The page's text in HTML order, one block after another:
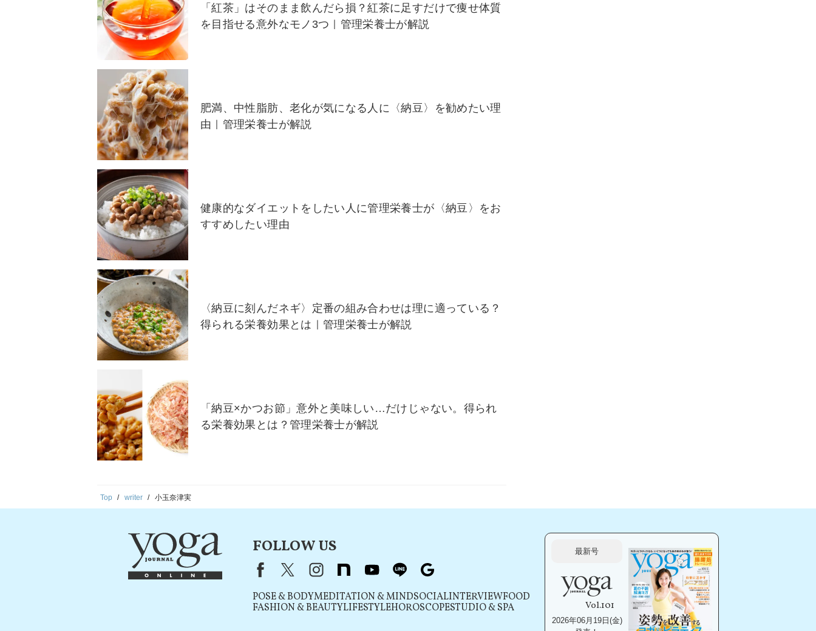
「紅茶」はそのまま飲んだら損？紅茶に足すだけで痩せ体質
を目指せる意外なモノ3つ｜管理栄養士が解説
肥満、中性脂肪、老化が気になる人に〈納豆〉を勧めたい理
由｜管理栄養士が解説
健康的なダイエットをしたい人に管理栄養士が〈納豆〉をお
すすめしたい理由
〈納豆に刻んだネギ〉定番の組み合わせは理に適っている？
得られる栄養効果とは｜管理栄養士が解説
「納豆×かつお節」意外と美味しい…だけじゃない。得られ
る栄養効果とは？管理栄養士が解説
Top writer 小玉奈津実
FOLLOW US
FacebookX（旧Twitter）
instagram
note youtube line
POSE & BODYMEDITATION & MINDSOCIALINTERVIEWFOOD
FASHION & BEAUTYLIFESTYLEHOROSCOPESTUDIO & SPA
最新号
Vol.101
2026年06月19日(金)